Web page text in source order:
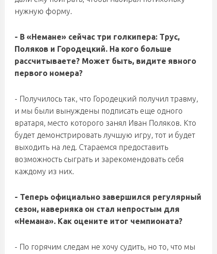
нужную форму.
- В «Немане» сейчас три голкипера: Трус,
Поляков и Городецкий. На кого больше
рассчитываете? Может быть, видите явного
первого номера?
- Получилось так, что Городецкий получил травму,
и мы были вынуждены подписать еще одного
вратаря, место которого занял Иван Поляков. Кто
будет демонстрировать лучшую игру, тот и будет
выходить на лед. Стараемся предоставить
возможность сыграть и зарекомендовать себя
каждому из них.
- Теперь официально завершился регулярный
сезон, наверняка он стал непростым для
«Немана». Как оцените итог чемпионата?
- По горячим следам не хочу судить, но то, что мы